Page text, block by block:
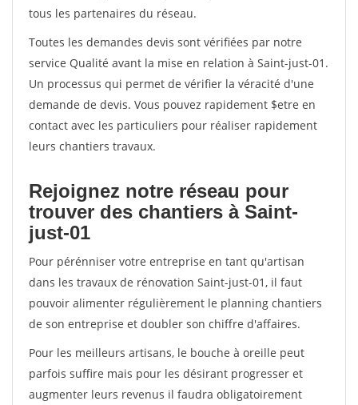
tous les partenaires du réseau.
Toutes les demandes devis sont vérifiées par notre
service Qualité avant la mise en relation à Saint-just-01.
Un processus qui permet de vérifier la véracité d'une
demande de devis. Vous pouvez rapidement $etre en
contact avec les particuliers pour réaliser rapidement
leurs chantiers travaux.
Rejoignez notre réseau pour
trouver des chantiers à Saint-
just-01
Pour pérénniser votre entreprise en tant qu'artisan
dans les travaux de rénovation Saint-just-01, il faut
pouvoir alimenter régulièrement le planning chantiers
de son entreprise et doubler son chiffre d'affaires.
Pour les meilleurs artisans, le bouche à oreille peut
parfois suffire mais pour les désirant progresser et
augmenter leurs revenus il faudra obligatoirement